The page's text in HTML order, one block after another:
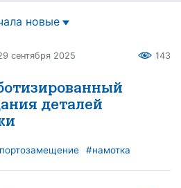
новые
29 сентября 2025 143
деталей
#намотка